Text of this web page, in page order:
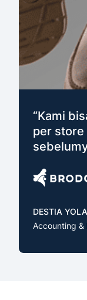
“Kami
per store
DESTIA
Accounting &